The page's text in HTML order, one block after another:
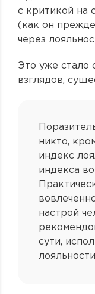
с критикой на
(как он
через
Это уже стало
взглядов,
никто,
индекс
индекса
настрой
сути,